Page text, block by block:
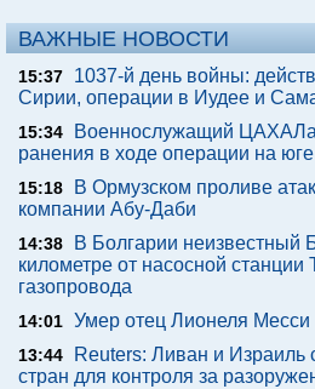
ВАЖНЫЕ НОВОСТИ
15:37
1037-й день войны:
Сирии, операции в Иудее и
15:34
Военнослужащий ЦАХАЛа
ранения в ходе операции на
15:18
В Ормузском проливе
компании Абу-Даби
14:38
В Болгарии неизвестный
километре от насосной станции
газопровода
14:01 Умер отец Лионеля Месси
13:44
Reuters: Ливан и Израиль
стран для контроля за